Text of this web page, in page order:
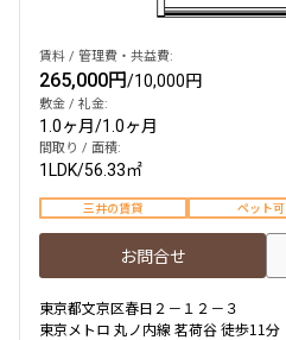
賃料 / 管理費・共益費:
265,000円/10,000円
敷金 / 礼金:
1.0ヶ月/1.0ヶ月
間取り / 面積:
1LDK/56.33㎡
三井の賃貸 ペット可
お問合せ
東京都文京区春日２－１２－３
東京メトロ 丸ノ内線 茗荷谷 徒歩11分